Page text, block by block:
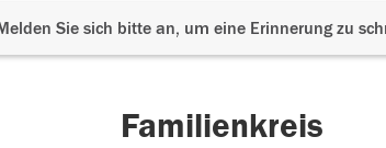
Sie sich bitte an, um eine Erinnerung zu
Familienkreis